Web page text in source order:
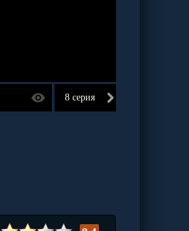
8 серия